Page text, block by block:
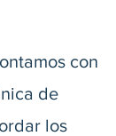
con
de
los